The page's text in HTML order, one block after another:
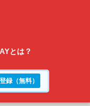
とは？
録（無料）